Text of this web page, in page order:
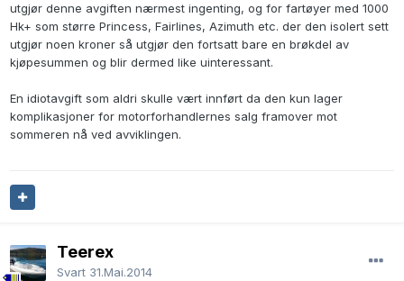
utgjør denne avgiften nærmest ingenting, og for fartøyer med 1000
Hk+ som større Princess, Fairlines, Azimuth etc. der den isolert sett
utgjør noen kroner så utgjør den fortsatt bare en brøkdel av
kjøpesummen og blir dermed like uinteressant.
En idiotavgift som aldri skulle vært innført da den kun lager
komplikasjoner for motorforhandlernes salg framover mot
sommeren nå ved avviklingen.
Teerex
Svart 31.Mai.2014